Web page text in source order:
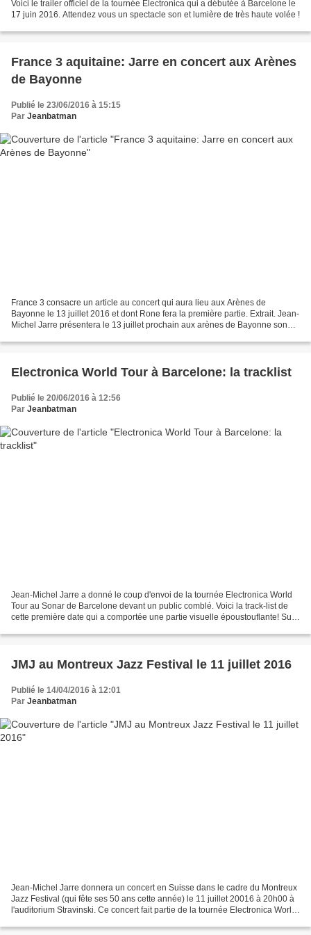
Voici le trailer officiel de la tournée Electronica qui a débutée à Barcelone le
17 juin 2016. Attendez vous un spectacle son et lumière de très haute volée !
France 3 aquitaine: Jarre en concert aux Arènes
de Bayonne
Publié le 23/06/2016 à 15:15
Par Jeanbatman
France 3 consacre un article au concert qui aura lieu aux Arènes de
Bayonne le 13 juillet 2016 et dont Rone fera la première partie. Extrait. Jean-
Michel Jarre présentera le 13 juillet prochain aux arènes de Bayonne son
Electronica World Tour à Barcelone: la tracklist
Publié le 20/06/2016 à 12:56
Par Jeanbatman
Jean-Michel Jarre a donné le coup d'envoi de la tournée Electronica World
Tour au Sonar de Barcelone devant un public comblé. Voici la track-list de
cette première date qui a comportée une partie visuelle époustouflante! Sur
JMJ au Montreux Jazz Festival le 11 juillet 2016
Publié le 14/04/2016 à 12:01
Par Jeanbatman
Jean-Michel Jarre donnera un concert en Suisse dans le cadre du Montreux
Jazz Festival (qui fête ses 50 ans cette année) le 11 juillet 20016 à 20h00 à
l'auditorium Stravinski. Ce concert fait partie de la tournée Electronica World